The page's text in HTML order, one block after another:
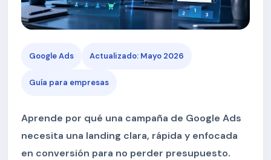
Google Ads Actualizado: Mayo 2026
Guía para empresas
Aprende por qué una campaña de Google Ads
necesita una landing clara, rápida y enfocada
en conversión para no perder presupuesto.